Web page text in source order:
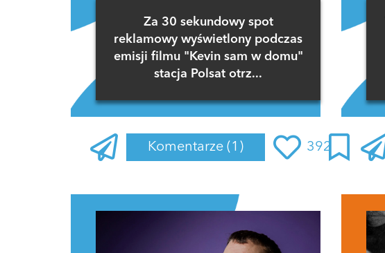
Za 30 sekundowy spot
reklamowy wyświetlony podczas
emisji filmu "Kevin sam w domu"
stacja Polsat otrz...
Komentarze (1) 392